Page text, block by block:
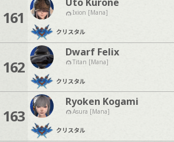
161 Ixion [Mana]
クリスタル
162
Dwarf Felix
Titan [Mana]
クリスタル
163
Ryoken Kogami
Asura [Mana]
クリスタル